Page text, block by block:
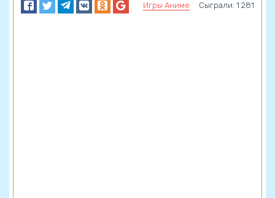
Игры Аниме Сыграли: 1 281